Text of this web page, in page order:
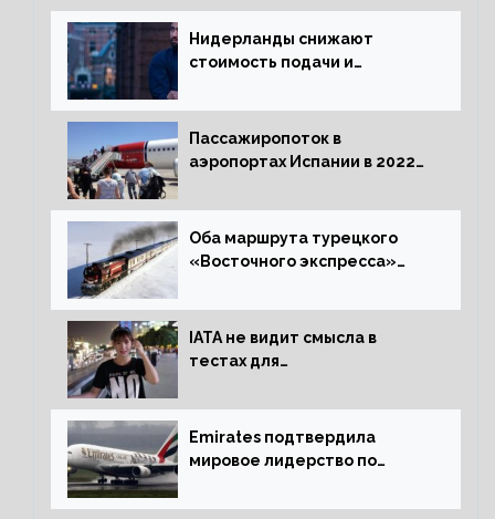
Нидерланды снижают
стоимость подачи и
жительство
Пассажиропоток в
аэропортах Испании в 2022
процентов
Оба маршрута турецкого
«Восточного экспресса»
IATA не видит смысла в
тестах для
Emirates подтвердила
мировое лидерство по